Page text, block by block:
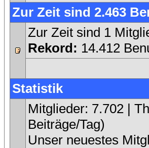
Zur Zeit sind 2.463
Zur Zeit sind 1
Rekord: 14.412
Statistik
Mitglieder: 7.702 |
Beiträge/Tag)
Unser neuestes